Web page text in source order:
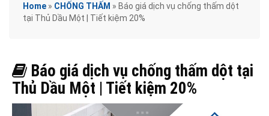
Home » CHỐNG THẤM » Báo giá dịch vụ chống thấm dột
tại Thủ Dầu Một | Tiết kiệm 20%
Báo giá dịch vụ chống thấm dột tại
Thủ Dầu Một | Tiết kiệm 20%